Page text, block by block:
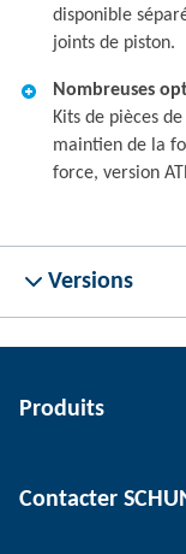
disponible
joints de piston.
Nombreuses
Kits de pièces
maintien de la
force, version
Versions
Produits
Technologie
Contacter